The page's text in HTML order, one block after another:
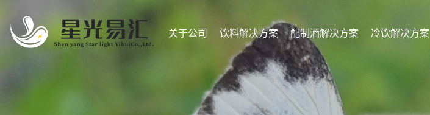
关于公司 饮料解决方案 配制酒解决方案 冷饮解决方案